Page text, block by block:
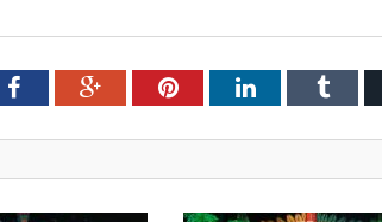
FacebookGoogle+PinterestLinkedIn